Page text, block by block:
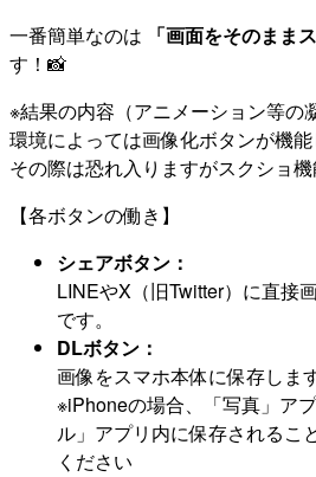
一番簡単なのは 「画面をそのまま
す！📸
※結果の内容（アニメーション等の
環境によっては画像化ボタンが機能
その際は恐れ入りますがスクショ
【各ボタンの働き】
シェアボタン：
LINEやX（旧Twitter）に直接
です。
DLボタン：
画像をスマホ本体に保存します
※iPhoneの場合、「写真」ア
ル」アプリ内に保存されるこ
ください